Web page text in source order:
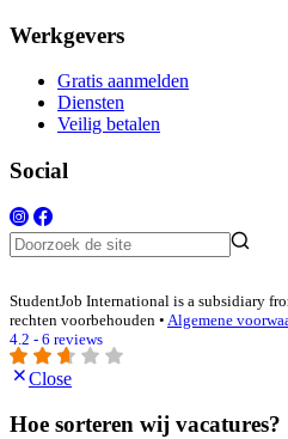
Werkgevers
Gratis aanmelden
Diensten
Veilig betalen
Social
StudentJob International is a subsidiary
rechten voorbehouden • Algemene
4.2 - 6 reviews
Close
Hoe sorteren wij vacatures?